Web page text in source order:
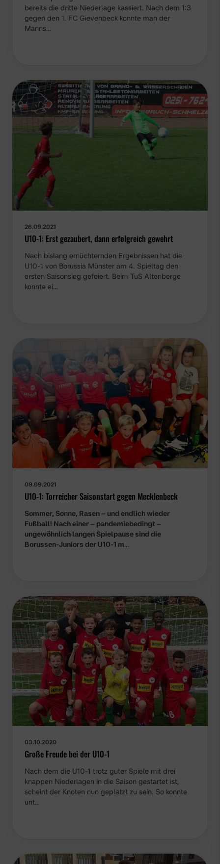
bereits die dritte Niederlage kassiert. Nach dem 1:3
gegen den 1. FC Gievenbeck konnte man der
Manns…
26.09.2021
U10-1: Erst gezaubert, dann erfolgreich gewehrt
Nach bislang ernüchternden Ergebnissen hat die
U10-1 von Borussia Münster am 4. Spieltag den
ersten Saisonsieg gefeiert. Beim TuS Altenberge
konnte ei…
09.09.2021
U10-1: Torreicher Saisonstart gegen Mecklenbeck
Sommer, Sonne, Rasen – und endlich wieder
Fußball! Nach einer – pandemiebedingt –
ungewöhnlich langen Spielpause sind die
Borussen-Juniors der U10-1 m…
03.10.2020
Große Freude bei der U10-1
Nach dem die U10-1 trotz guter Spiele mit drei
knappen Niederlagen in die Saison gestartet ist,
scheint der Knoten nun geplatzt zu sein. So konnte
unt…